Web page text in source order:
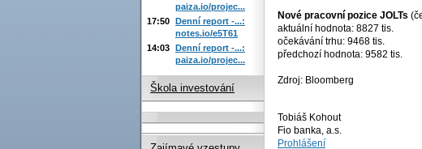
Nové pracovní pozice JOLTs
aktuální hodnota: 8827 tis.
očekávání trhu: 9468 tis.
předchozí hodnota: 9582 tis.
Zdroj: Bloomberg
Tobiáš Kohout
Fio banka, a.s.
Prohlášení
paiza.io/projec...
17:50 Denní report -...:
notes.io/e5T61
14:03 Denní report -...:
paiza.io/projec...
Škola investování